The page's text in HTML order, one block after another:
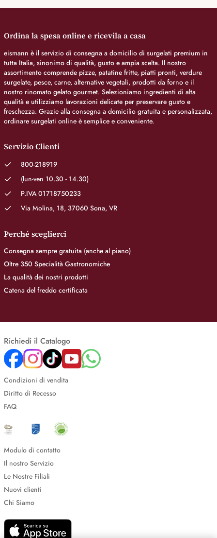
Ordina la spesa online e ricevila a casa
eismann è il servizio di consegna a domicilio di surgelati premium in
tutta Italia, sinonimo di qualità, gusto e ampia scelta. Il nostro
assortimento comprende pizze, patatine fritte, piatti pronti, verdure
surgelate, pesce, carne, alternative vegetali, prodotti da forno e il
nostro rinomato gelato gourmet. Selezioniamo ingredienti di alta
qualità e utilizziamo lavorazioni delicate per preservare gusto e
freschezza. Grazie alla consegna a domicilio gratuita e personalizzata,
ordinare surgelati online è semplice e conveniente.
Servizio Clienti
800-218919
(lun-ven 10.30 - 14.30)
P.IVA 01718750233
Via Molina, 18, 37060 Sona, VR
Perché sceglierci
Consegna sempre gratuita (anche al piano)
Oltre 350 Specialità Gastronomiche
La qualità dei nostri prodotti
Catena del freddo certificata
Richiedi il Catalogo
Condizioni di vendita
Diritto di Recesso
FAQ
Modulo di contatto
Il nostro Servizio
Le Nostre Filiali
Nuovi clienti
Chi Siamo